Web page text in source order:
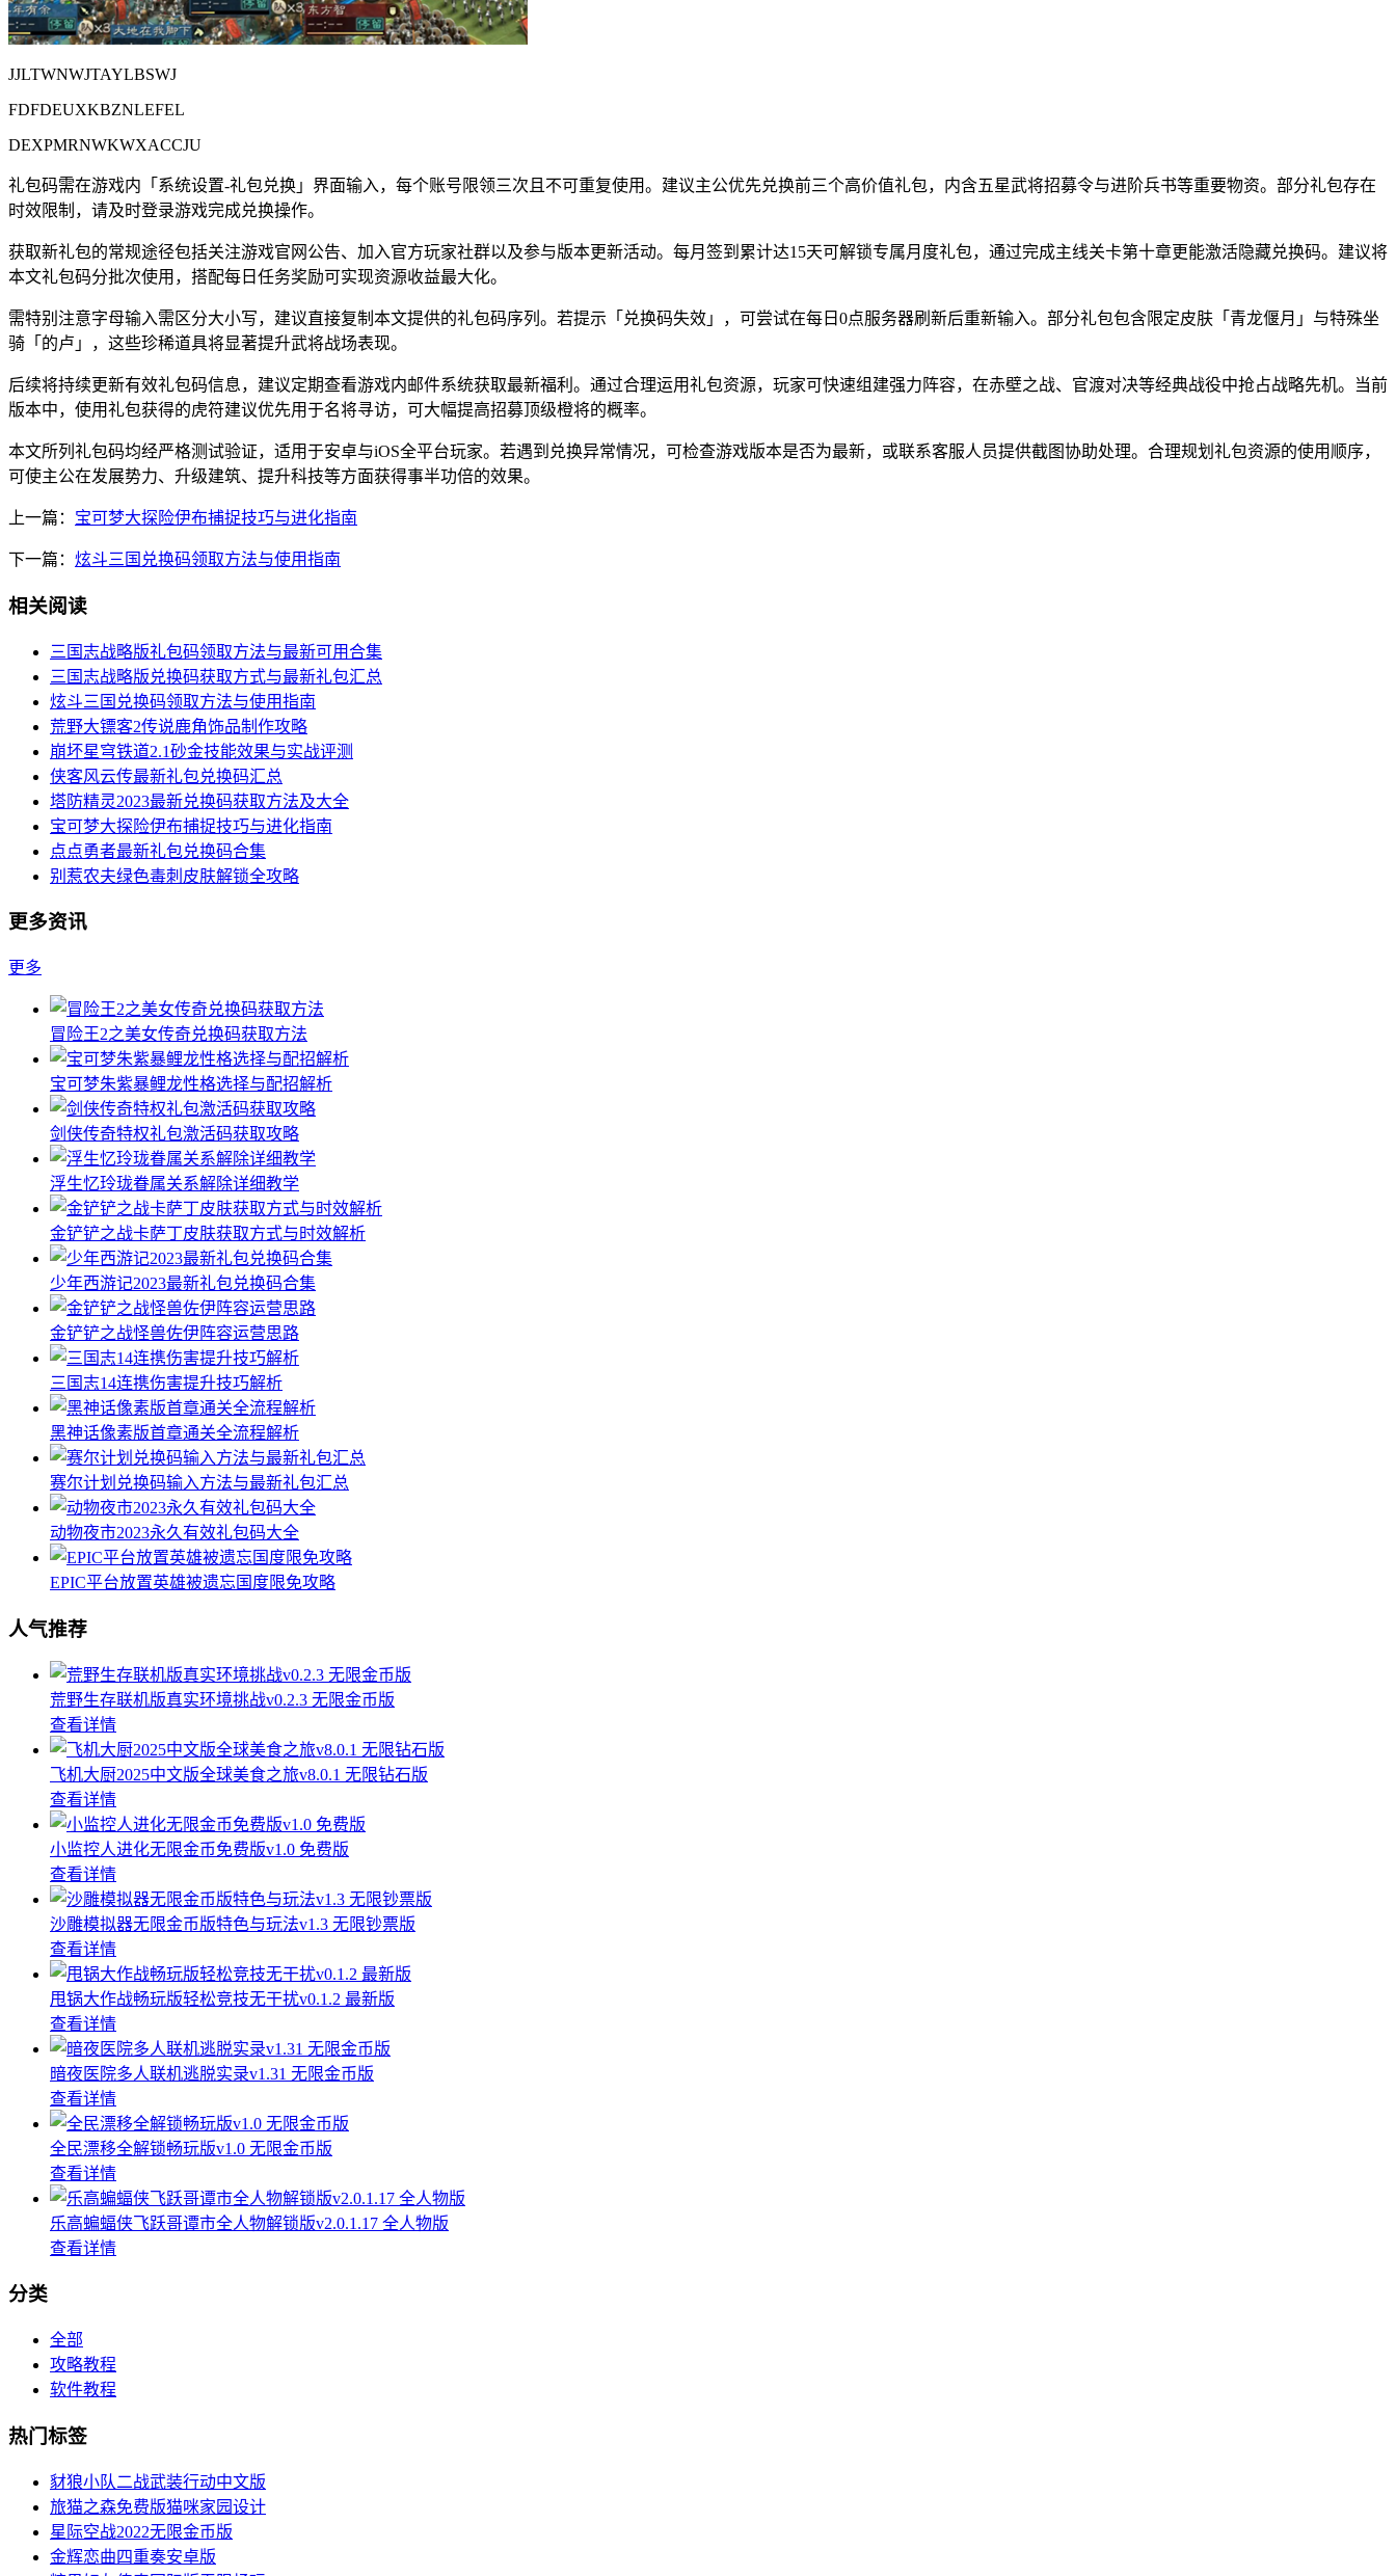
JJLTWNWJTAYLBSWJ
FDFDEUXKBZNLEFEL
DEXPMRNWKWXACCJU
礼包码需在游戏内「系统设置-礼包兑换」界面输入，每个账号限领三次且不可重复使用。建议主公优先兑换前三个高价值礼包，内含五星武将招募令与进阶兵书等重要物资。部分礼包存在
时效限制，请及时登录游戏完成兑换操作。
获取新礼包的常规途径包括关注游戏官网公告、加入官方玩家社群以及参与版本更新活动。每月签到累计达15天可解锁专属月度礼包，通过完成主线关卡第十章更能激活隐藏兑换码。建议将
本文礼包码分批次使用，搭配每日任务奖励可实现资源收益最大化。
需特别注意字母输入需区分大小写，建议直接复制本文提供的礼包码序列。若提示「兑换码失效」，可尝试在每日0点服务器刷新后重新输入。部分礼包包含限定皮肤「青龙偃月」与特殊坐
骑「的卢」，这些珍稀道具将显著提升武将战场表现。
后续将持续更新有效礼包码信息，建议定期查看游戏内邮件系统获取最新福利。通过合理运用礼包资源，玩家可快速组建强力阵容，在赤壁之战、官渡对决等经典战役中抢占战略先机。当前
版本中，使用礼包获得的虎符建议优先用于名将寻访，可大幅提高招募顶级橙将的概率。
本文所列礼包码均经严格测试验证，适用于安卓与iOS全平台玩家。若遇到兑换异常情况，可检查游戏版本是否为最新，或联系客服人员提供截图协助处理。合理规划礼包资源的使用顺序，
可使主公在发展势力、升级建筑、提升科技等方面获得事半功倍的效果。
上一篇： 宝可梦大探险伊布捕捉技巧与进化指南
下一篇： 炫斗三国兑换码领取方法与使用指南
相关阅读
三国志战略版礼包码领取方法与最新可用合集
三国志战略版兑换码获取方式与最新礼包汇总
炫斗三国兑换码领取方法与使用指南
荒野大镖客2传说鹿角饰品制作攻略
崩坏星穹铁道2.1砂金技能效果与实战评测
侠客风云传最新礼包兑换码汇总
塔防精灵2023最新兑换码获取方法及大全
宝可梦大探险伊布捕捉技巧与进化指南
点点勇者最新礼包兑换码合集
别惹农夫绿色毒刺皮肤解锁全攻略
更多资讯
更多
冒险王2之美女传奇兑换码获取方法
宝可梦朱紫暴鲤龙性格选择与配招解析
剑侠传奇特权礼包激活码获取攻略
浮生忆玲珑眷属关系解除详细教学
金铲铲之战卡萨丁皮肤获取方式与时效解析
少年西游记2023最新礼包兑换码合集
金铲铲之战怪兽佐伊阵容运营思路
三国志14连携伤害提升技巧解析
黑神话像素版首章通关全流程解析
赛尔计划兑换码输入方法与最新礼包汇总
动物夜市2023永久有效礼包码大全
EPIC平台放置英雄被遗忘国度限免攻略
人气推荐
荒野生存联机版真实环境挑战v0.2.3 无限金币版
查看详情
飞机大厨2025中文版全球美食之旅v8.0.1 无限钻石版
查看详情
小监控人进化无限金币免费版v1.0 免费版
查看详情
沙雕模拟器无限金币版特色与玩法v1.3 无限钞票版
查看详情
甩锅大作战畅玩版轻松竞技无干扰v0.1.2 最新版
查看详情
暗夜医院多人联机逃脱实录v1.31 无限金币版
查看详情
全民漂移全解锁畅玩版v1.0 无限金币版
查看详情
乐高蝙蝠侠飞跃哥谭市全人物解锁版v2.0.1.17 全人物版
查看详情
分类
全部
攻略教程
软件教程
热门标签
豺狼小队二战武装行动中文版
旅猫之森免费版猫咪家园设计
星际空战2022无限金币版
金辉恋曲四重奏安卓版